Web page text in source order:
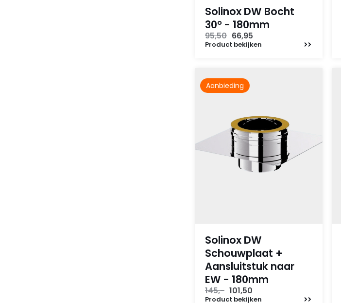
Solinox DW Bocht
30° - 180mm
95,50 Oorspronkelijke
prijs
66,95
prijs
Product bekijken
Aanbieding
Solinox DW
Schouwplaat +
Aansluitstuk naar
EW - 180mm
145,- Oorspronkelijke
prijs
101,50
prijs
Product bekijken